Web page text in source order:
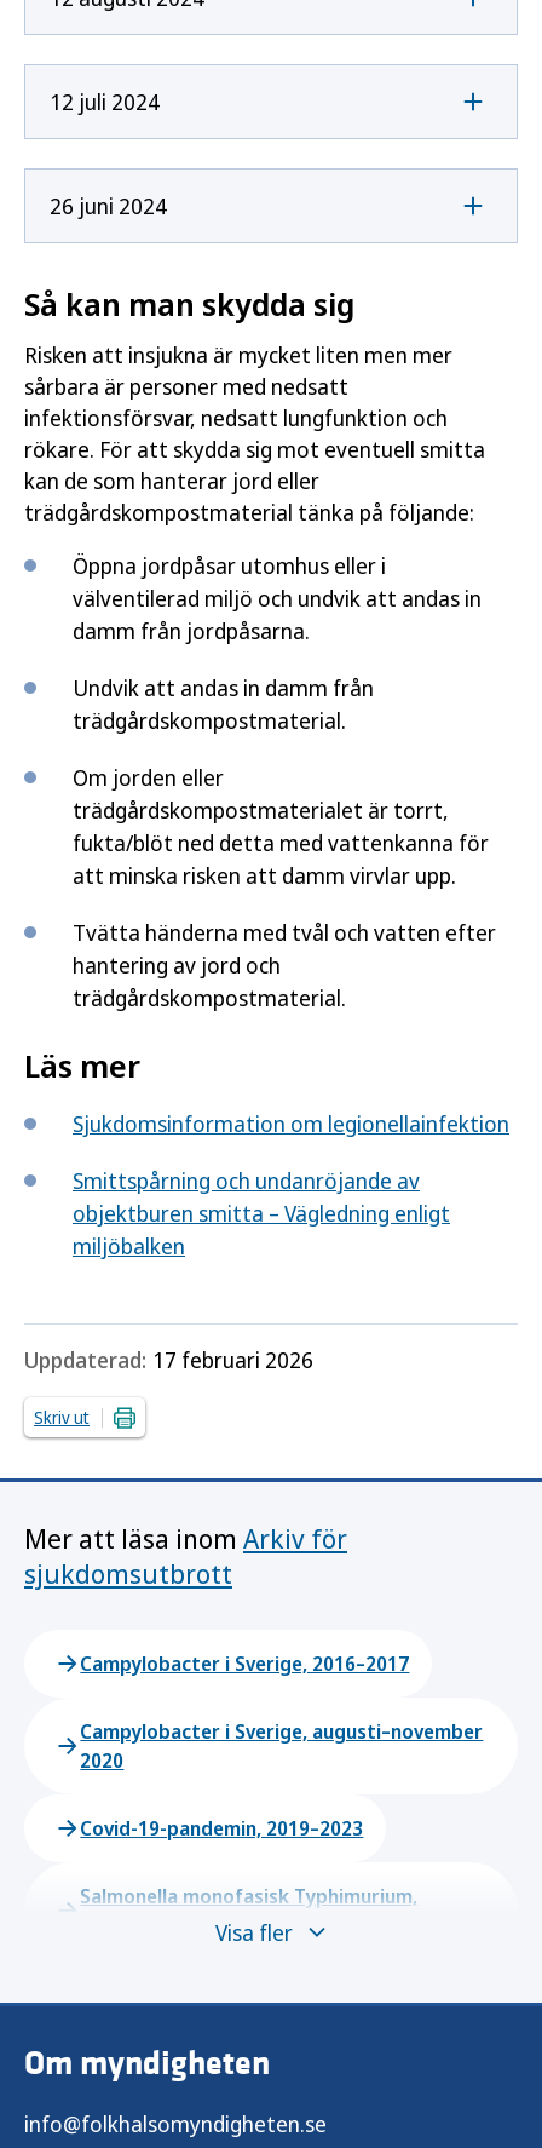
12 juli 2024
26 juni 2024
Så kan man skydda sig
Risken att insjukna är mycket liten men mer
sårbara är personer med nedsatt
infektionsförsvar, nedsatt lungfunktion och
rökare. För att skydda sig mot eventuell smitta
kan de som hanterar jord eller
trädgårdskompostmaterial tänka på följande:
Öppna jordpåsar utomhus eller i
välventilerad miljö och undvik att andas in
damm från jordpåsarna.
Undvik att andas in damm från
trädgårdskompostmaterial.
Om jorden eller
trädgårdskompostmaterialet är torrt,
fukta/blöt ned detta med vattenkanna för
att minska risken att damm virvlar upp.
Tvätta händerna med tvål och vatten efter
hantering av jord och
trädgårdskompostmaterial.
Läs mer
Sjukdomsinformation om legionellainfektion
Smittspårning och undanröjande av
objektburen smitta – Vägledning enligt
miljöbalken
Uppdaterad: 17 februari 2026
Skriv ut
Mer att läsa inom Arkiv för
sjukdomsutbrott
Campylobacter i Sverige, 2016–2017
Campylobacter i Sverige, augusti–november
2020
Covid-19-pandemin, 2019–2023
Salmonella monofasisk Typhimurium,
december 2021–juni 2022
Visa fler
Om myndigheten
info@folkhalsomyndigheten.se